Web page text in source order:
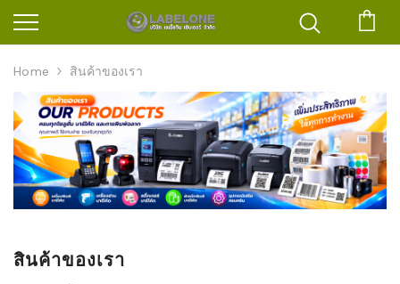
Home สินค้าของเรา
สินค้าของเรา